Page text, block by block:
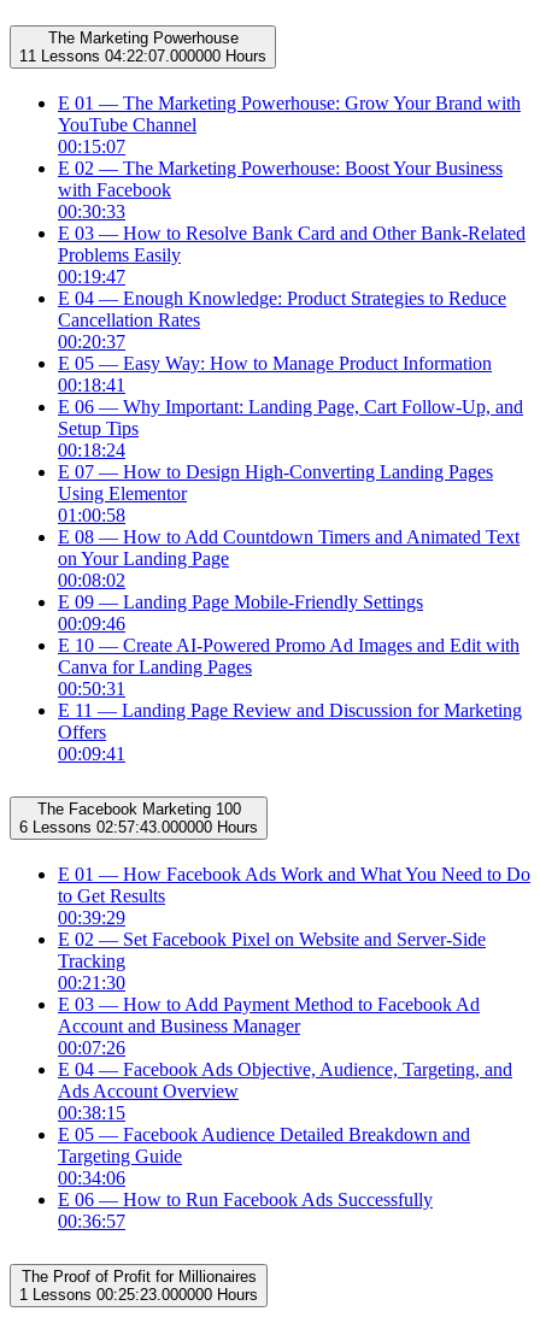
The Marketing Powerhouse
11 Lessons 04:22:07.000000 Hours
E 01 — The Marketing Powerhouse: Grow Your Brand with
YouTube Channel
00:15:07
E 02 — The Marketing Powerhouse: Boost Your Business
with Facebook
00:30:33
E 03 — How to Resolve Bank Card and Other Bank-Related
Problems Easily
00:19:47
E 04 — Enough Knowledge: Product Strategies to Reduce
Cancellation Rates
00:20:37
E 05 — Easy Way: How to Manage Product Information
00:18:41
E 06 — Why Important: Landing Page, Cart Follow-Up, and
Setup Tips
00:18:24
E 07 — How to Design High-Converting Landing Pages
Using Elementor
01:00:58
E 08 — How to Add Countdown Timers and Animated Text
on Your Landing Page
00:08:02
E 09 — Landing Page Mobile-Friendly Settings
00:09:46
E 10 — Create AI-Powered Promo Ad Images and Edit with
Canva for Landing Pages
00:50:31
E 11 — Landing Page Review and Discussion for Marketing
Offers
00:09:41
The Facebook Marketing 100
6 Lessons 02:57:43.000000 Hours
E 01 — How Facebook Ads Work and What You Need to Do
to Get Results
00:39:29
E 02 — Set Facebook Pixel on Website and Server-Side
Tracking
00:21:30
E 03 — How to Add Payment Method to Facebook Ad
Account and Business Manager
00:07:26
E 04 — Facebook Ads Objective, Audience, Targeting, and
Ads Account Overview
00:38:15
E 05 — Facebook Audience Detailed Breakdown and
Targeting Guide
00:34:06
E 06 — How to Run Facebook Ads Successfully
00:36:57
The Proof of Profit for Millionaires
1 Lessons 00:25:23.000000 Hours